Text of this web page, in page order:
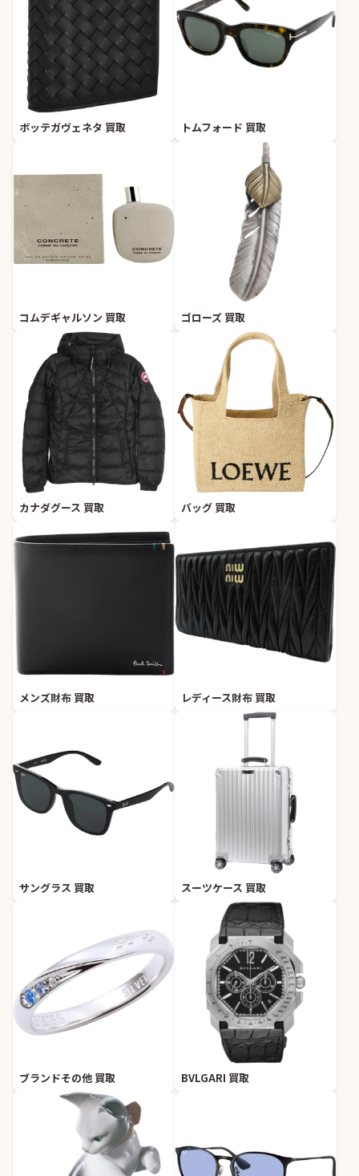
ボッテガヴェネタ 買取 トムフォード 買取
コムデギャルソン 買取 ゴローズ 買取
カナダグース 買取 バッグ 買取
メンズ財布 買取 レディース財布 買取
サングラス 買取 スーツケース 買取
ブランドその他 買取 BVLGARI 買取